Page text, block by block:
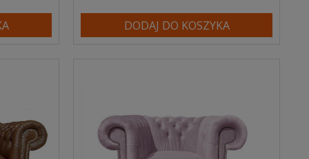
DODAJ DO KOSZYKA